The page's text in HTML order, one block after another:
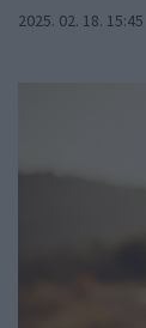
2025. 02. 18. 15:45